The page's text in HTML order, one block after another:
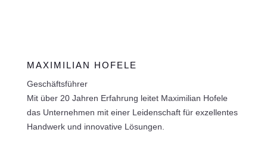
MAXIMILIAN HOFELE
Geschäftsführer
Mit über 20 Jahren Erfahrung leitet Maximilian Hofele
das Unternehmen mit einer Leidenschaft für exzellentes
Handwerk und innovative Lösungen.